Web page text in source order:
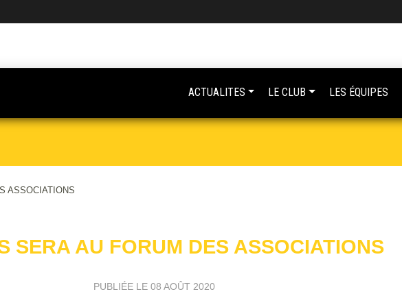
ASSOCIATIONS
SERA AU FORUM DES ASSOCIATIONS
PUBLIÉE LE 08 AOÛT 2020
ACTUALITES LE CLUB LES ÉQUIPES